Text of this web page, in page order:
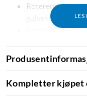
Roterende og
gulvskap og lave
Kraftig
Oppdager
Basestasjon
Automatisk
Kompletter kjøpet